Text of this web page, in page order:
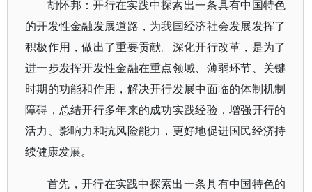
胡怀邦：开行在实践中探索出一条具有中国特色
的开发性金融发展道路，为我国经济社会发展发挥了
积极作用，做出了重要贡献。深化开行改革，是为了
进一步发挥开发性金融在重点领域、薄弱环节、关键
时期的功能和作用，解决开行发展中面临的体制机制
障碍，总结开行多年来的成功实践经验，增强开行的
活力、影响力和抗风险能力，更好地促进国民经济持
续健康发展。
首先，开行在实践中探索出一条具有中国特色的